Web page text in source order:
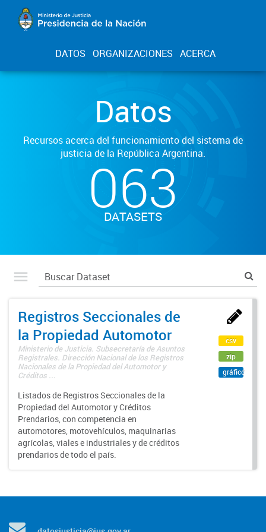
DATOS ORGANIZACIONES ACERCA
Datos
Recursos acerca del funcionamiento del sistema de
justicia de la República Argentina.
063
DATASETS
Registros Seccionales de
la Propiedad Automotor
Ministerio de Justicia. Subsecretaría de Asuntos
Registrales. Dirección Nacional de los Registros
Nacionales de la Propiedad del Automotor y
Créditos ...
Listados de Registros Seccionales de la
Propiedad del Automotor y Créditos
Prendarios, con competencia en
automotores, motovehículos, maquinarias
agrícolas, viales e industriales y de créditos
prendarios de todo el país.
csv
zip
gráfico